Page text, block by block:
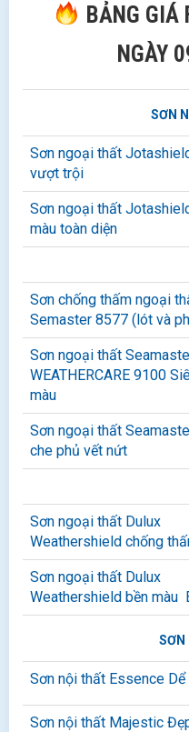
BẢNG GIÁ
NGÀY
SƠN
Sơn ngoại thất
vượt trội
Sơn ngoại thất
màu toàn diện
Sơn chống thấm ngoại
Semaster 8577 (lót và
Sơn ngoại thất
WEATHERCARE 9100
màu
Sơn ngoại thất
che phủ vết nứt
Sơn ngoại thất Dulux
Weathershield chống
Sơn ngoại thất Dulux
Weathershield bền màu
SƠN
Sơn nội thất Essence Dể
Sơn nội thất Majestic